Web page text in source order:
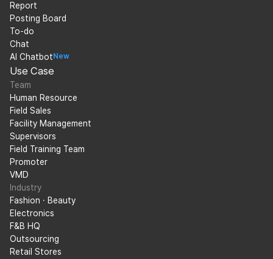
Report
Posting Board
To-do
Chat
AI Chatbot New
Use Case
Team
Human Resource
Field Sales
Facility Management
Supervisors
Field Training Team
Promoter
VMD
Industry
Fashion · Beauty
Electronics
F&B HQ
Outsourcing
Retail Stores